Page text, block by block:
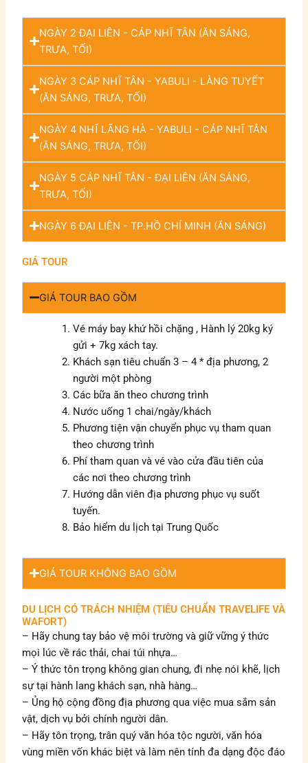
NGÀY 2 ĐẠI LIÊN - CÁP NHĨ TÂN (ĂN SÁNG,
TRƯA, TỐI)
NGÀY 3 CÁP NHĨ TÂN - YABULI - LÀNG TUYẾT
(ĂN SÁNG, TRƯA, TỐI)
NGÀY 4 NHĨ LÃNG HÀ - YABULI - CÁP NHĨ TÂN
(ĂN SÁNG, TRƯA, TỐI)
NGÀY 5 CÁP NHĨ TÂN - ĐẠI LIÊN (ĂN SÁNG,
TRƯA, TỐI)
NGÀY 6 ĐẠI LIÊN - TP.HỒ CHÍ MINH (ĂN SÁNG)
GIÁ TOUR
GIÁ TOUR BAO GỒM
Vé máy bay khứ hồi chặng , Hành lý 20kg ký
gửi + 7kg xách tay.
Khách sạn tiêu chuẩn 3 – 4 * địa phương, 2
người một phòng
Các bữa ăn theo chương trình
Nước uống 1 chai/ngày/khách
Phương tiện vận chuyển phục vụ tham quan
theo chương trình
Phí tham quan và vé vào cửa đầu tiên của
các nơi theo chương trình
Hướng dẫn viên địa phương phục vụ suốt
tuyến.
Bảo hiểm du lịch tại Trung Quốc
GIÁ TOUR KHÔNG BAO GỒM
DU LỊCH CÓ TRÁCH NHIỆM (TIÊU CHUẨN TRAVELIFE VÀ
WAFORT)
– Hãy chung tay bảo vệ môi trường và giữ vững ý thức
mọi lúc về rác thải, chai túi nhựa…
– Ý thức tôn trọng không gian chung, đi nhẹ nói khẽ, lịch
sự tại hành lang khách sạn, nhà hàng…
– Ủng hộ cộng đồng địa phương qua việc mua sắm sản
vật, dịch vụ bởi chính người dân.
– Hãy tôn trọng, trân quý văn hóa tộc người, văn hóa
vùng miền vốn khác biệt và làm nên tính đa dạng độc đáo